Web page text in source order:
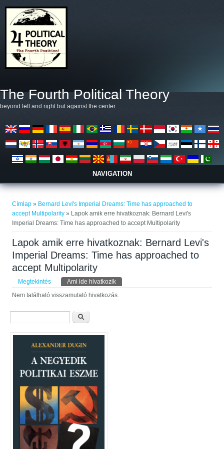
The Fourth Political Theory
beyond left and right but against the center
NAVIGATION
Címlap » Bernard Levi's Imperial Dreams: Time has approached to
accept Multipolarity » Lapok amik erre hivatkoznak: Bernard Levi's
Imperial Dreams: Time has approached to accept Multipolarity
Lapok amik erre hivatkoznak: Bernard Levi's
Imperial Dreams: Time has approached to
accept Multipolarity
Elsődleges fülek
Megtekintés Ami ide hivatkozik
Nem található visszamutató hivatkozás.
Keresés űrlap